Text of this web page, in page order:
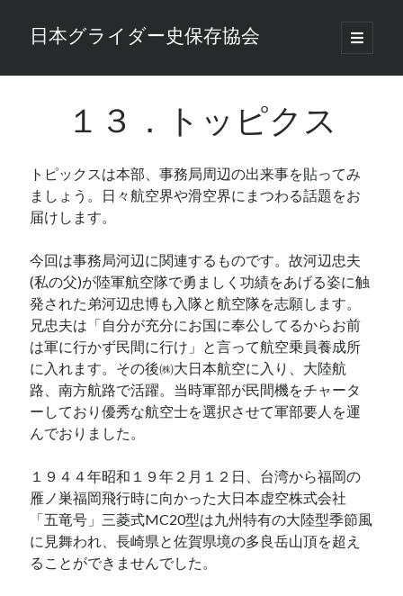
日本グライダー史保存協会
open
primary
Sidebar
検索
Total Visitors:35,317
１３．トッピクス
トピックスは本部、事務局周辺の出来事を貼ってみ
ましょう。日々航空界や滑空界にまつわる話題をお
届けします。
今回は事務局河辺に関連するものです。故河辺忠夫
(私の父)が陸軍航空隊で勇ましく功績をあげる姿に触
発された弟河辺忠博も入隊と航空隊を志願します。
兄忠夫は「自分が充分にお国に奉公してるからお前
は軍に行かず民間に行け」と言って航空乗員養成所
に入れます。その後㈱大日本航空に入り、大陸航
路、南方航路で活躍。当時軍部が民間機をチャータ
ーしており優秀な航空士を選択させて軍部要人を運
んでおりました。
１９４４年昭和１９年２月１２日、台湾から福岡の
雁ノ巣福岡飛行時に向かった大日本虚空株式会社
「五竜号」三菱式MC20型は九州特有の大陸型季節風
に見舞われ、長崎県と佐賀県境の多良岳山頂を超え
ることができませんでした。